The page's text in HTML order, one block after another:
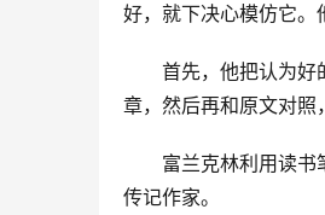
好，就下决心模仿它。
首先，他把认为好
章，然后再和原文对照
富兰克林利用读书
传记作家。